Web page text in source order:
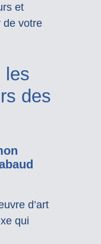
et
de votre
les
des
d’art
qui